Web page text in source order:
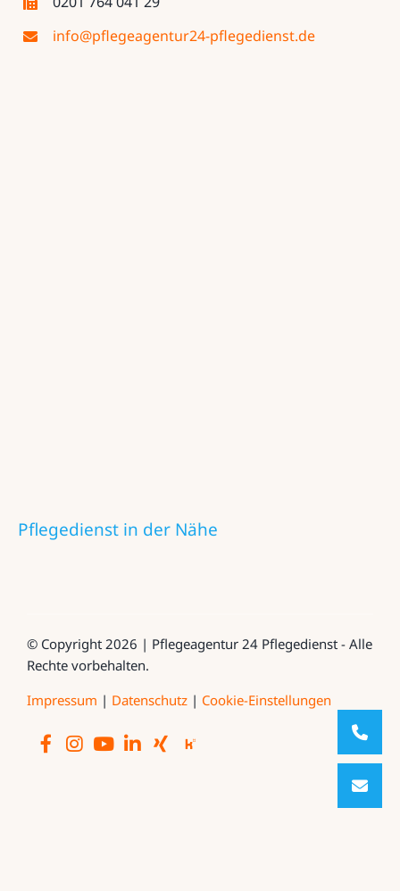
info@pflegeagentur24-pflegedienst.de
Pflegedienst in der Nähe
© Copyright 2026 | Pflegeagentur 24 Pflegedienst - Alle
Rechte vorbehalten.
Impressum | Datenschutz| Cookie-Einstellungen